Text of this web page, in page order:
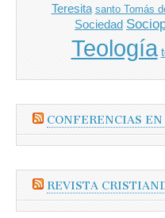
Teresita santo Tomás
Sociedad
Teología
CONFERENCIAS
REVISTA